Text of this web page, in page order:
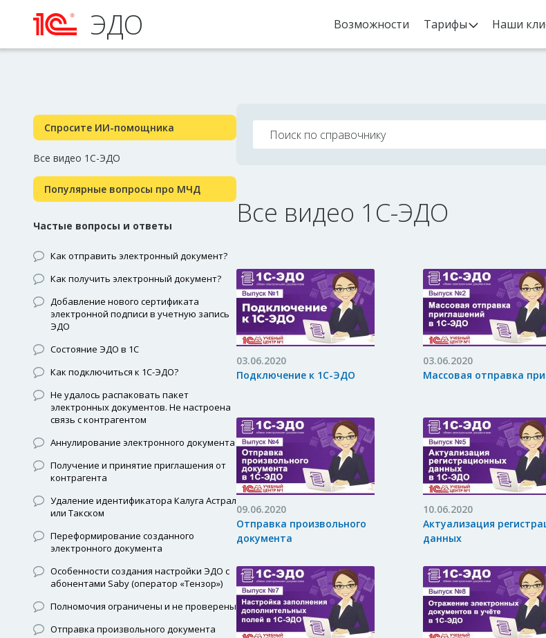
ЭДО Возможности Тарифы Наши
Спросите ИИ-помощника
Все видео 1С-ЭДО
Популярные вопросы про МЧД
Частые вопросы и ответы
Как отправить электронный документ?
Как получить электронный документ?
Добавление нового сертификата
электронной подписи в учетную запись
ЭДО
Состояние ЭДО в 1С
Как подключиться к 1С-ЭДО?
Не удалось распаковать пакет
электронных документов. Не настроена
связь с контрагентом
Аннулирование электронного документа
Получение и принятие приглашения от
контрагента
Удаление идентификатора Калуга Астрал
или Такском
Переформирование созданного
электронного документа
Особенности создания настройки ЭДО с
абонентами Saby (оператор «Тензор»)
Полномочия ограничены и не проверены
Отправка произвольного документа
Все видео 1С-ЭДО
03.06.2020
Подключение к 1С-ЭДО
03.06.2020
Массовая отправка
09.06.2020
Отправка произвольного
документа
10.06.2020
Актуализация
данных